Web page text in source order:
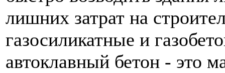
лишних затрат на
газосиликатные и
автоклавный бетон - это